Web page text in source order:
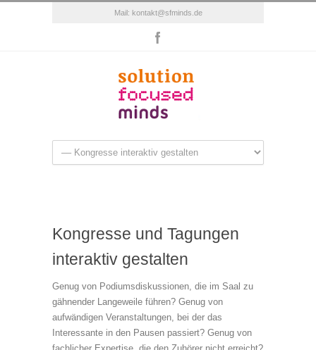
Mail: kontakt@sfminds.de
Kongresse und Tagungen
interaktiv gestalten
Genug von Podiumsdiskussionen, die im Saal zu
gähnender Langeweile führen? Genug von
aufwändigen Veranstaltungen, bei der das
Interessante in den Pausen passiert? Genug von